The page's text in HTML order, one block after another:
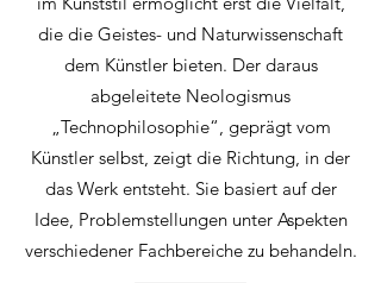
die die Geistes- und Naturwissenschaft
dem Künstler bieten. Der daraus
abgeleitete Neologismus
„Technophilosophie“, geprägt vom
Künstler selbst, zeigt die Richtung, in der
das Werk entsteht. Sie basiert auf der
Idee, Problemstellungen unter Aspekten
verschiedener Fachbereiche zu behandeln.